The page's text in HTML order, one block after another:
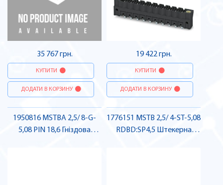
35 767 грн.
КУПИТИ
ДОДАТИ В КОРЗИНУ
19 422 грн.
КУПИТИ
ДОДАТИ В КОРЗИНУ
1950816 MSTBA 2,5/ 8-G-
5,08 PIN 18,6 Гніздова
1776151 MSTB 2,5/ 4-ST-5,08
RDBD:SP4,5 Штекерна